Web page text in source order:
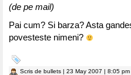
(de pe mail)
Pai cum? Si barza? Asta
povesteste nimeni?
Scris de bullets | 23 May 2007 | 8:05 pm